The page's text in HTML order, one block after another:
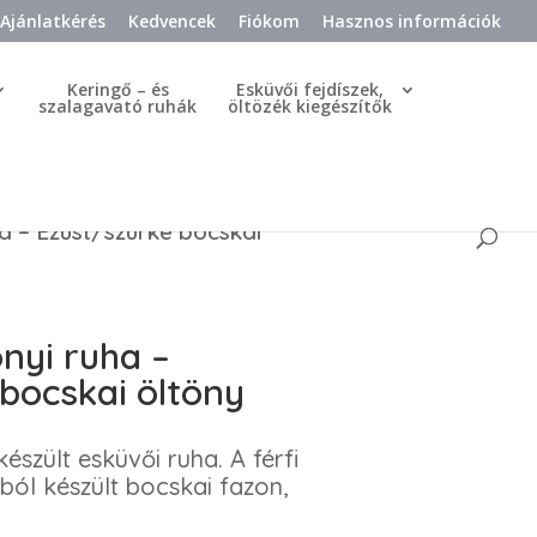
Ajánlatkérés Kedvencek Fiókom Hasznos információk
Keringő – és
szalagavató ruhák
Esküvői fejdíszek,
öltözék kiegészítők
– Ezüst/szürke bocskai
ruha –
öltöny
esküvői ruha. A férfi
készült bocskai fazon,